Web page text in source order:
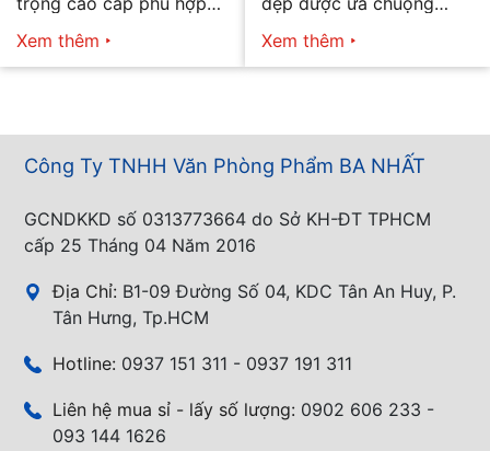
Xem thêm
Xem thêm
Công Ty TNHH Văn Phòng Phẩm BA NHẤT
GCNDKKD số 0313773664 do Sở KH-ĐT TPHCM
cấp 25 Tháng 04 Năm 2016
Địa Chỉ: B1-09 Đường Số 04, KDC Tân An Huy, P.
Tân Hưng, Tp.HCM
Hotline: 0937 151 311 - 0937 191 311
Liên hệ mua sỉ - lấy số lượng: 0902 606 233 -
093 144 1626